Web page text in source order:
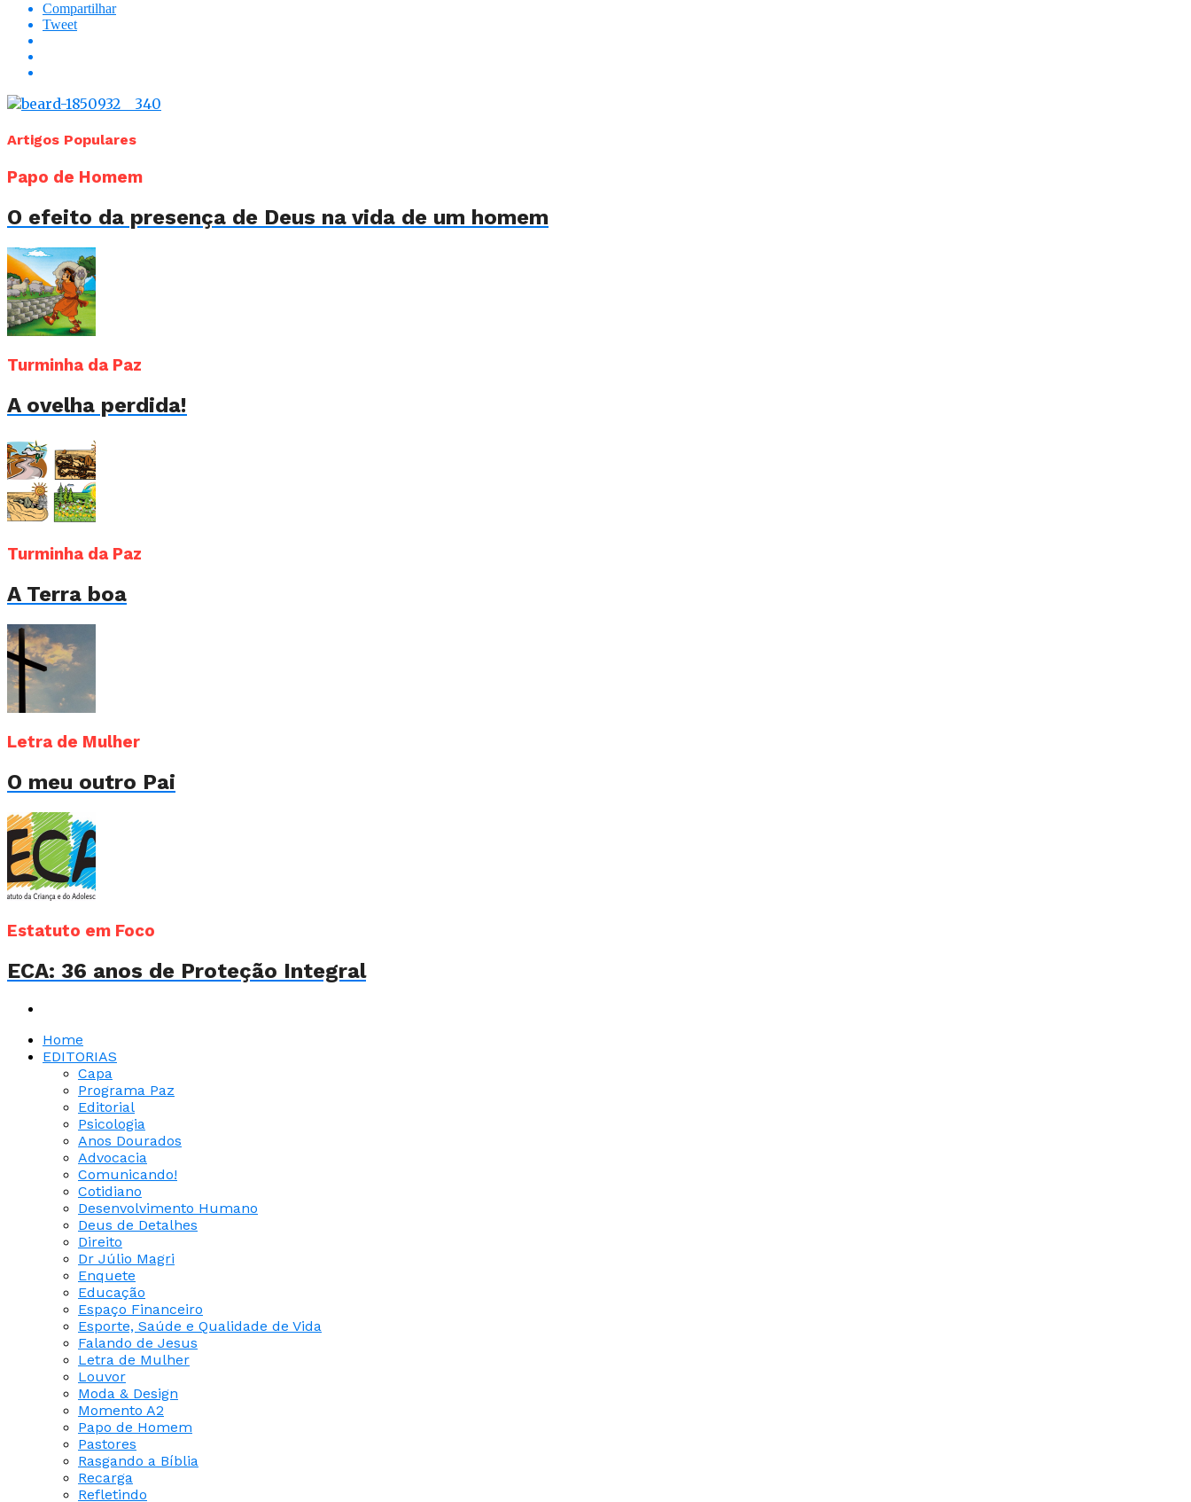
Compartilhar
Tweet
Artigos Populares
Papo de Homem
O efeito da presença de Deus na vida de um homem
Turminha da Paz
A ovelha perdida!
Turminha da Paz
A Terra boa
Letra de Mulher
O meu outro Pai
Estatuto em Foco
ECA: 36 anos de Proteção Integral
Home
EDITORIAS
Capa
Programa Paz
Editorial
Psicologia
Anos Dourados
Advocacia
Comunicando!
Cotidiano
Desenvolvimento Humano
Deus de Detalhes
Direito
Dr Júlio Magri
Enquete
Educação
Espaço Financeiro
Esporte, Saúde e Qualidade de Vida
Falando de Jesus
Letra de Mulher
Louvor
Moda & Design
Momento A2
Papo de Homem
Pastores
Rasgando a Bíblia
Recarga
Refletindo